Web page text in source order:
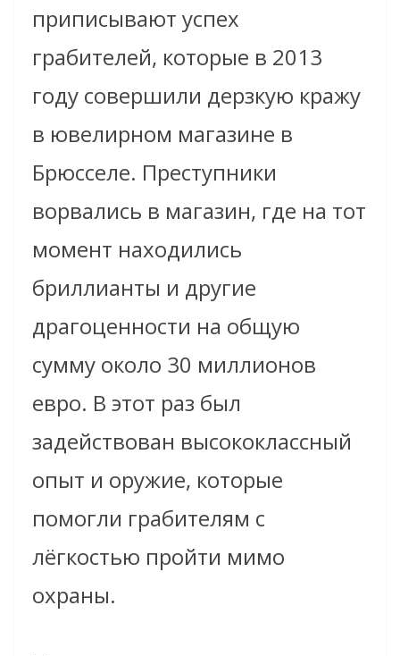
приписывают успех
грабителей, которые в 2013
году совершили дерзкую кражу
в ювелирном магазине в
Брюсселе. Преступники
ворвались в магазин, где на тот
момент находились
бриллианты и другие
драгоценности на общую
сумму около 30 миллионов
евро. В этот раз был
задействован высококлассный
опыт и оружие, которые
помогли грабителям с
лёгкостью пройти мимо
охраны.